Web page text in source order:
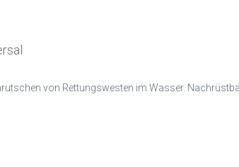
von Rettungswesten im Wasser.